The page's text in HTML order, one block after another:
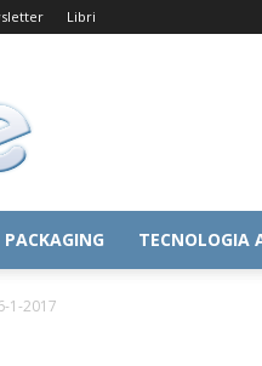
Libri
PACKAGING TECNOLOGIA
1-2017